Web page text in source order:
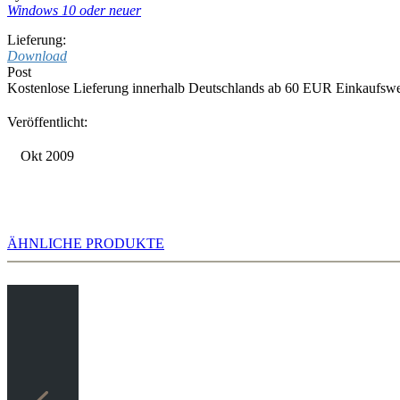
Windows 10 oder neuer
Lieferung:
Download
Post
Kostenlose Lieferung innerhalb Deutschlands ab 60 EUR
Veröffentlicht:
Okt 2009
ÄHNLICHE PRODUKTE